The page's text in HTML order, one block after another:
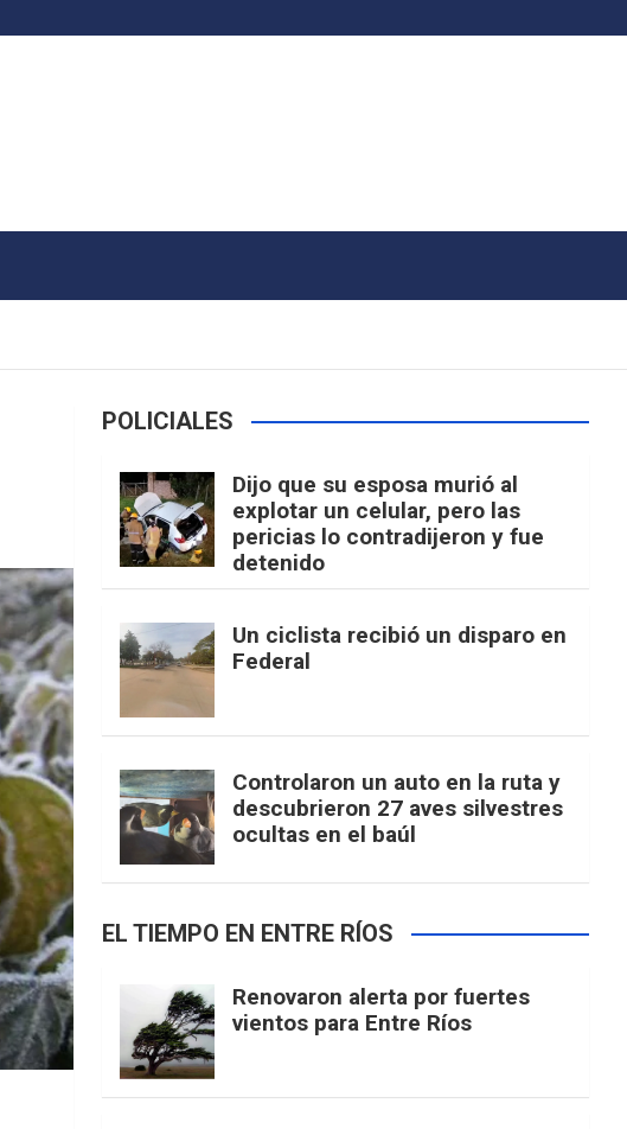
POLICIALES
Dijo que su esposa murió al
explotar un celular, pero las
pericias lo contradijeron y fue
detenido
Un ciclista recibió un disparo en
Federal
Controlaron un auto en la ruta y
descubrieron 27 aves silvestres
ocultas en el baúl
EL TIEMPO EN ENTRE RÍOS
Renovaron alerta por fuertes
vientos para Entre Ríos